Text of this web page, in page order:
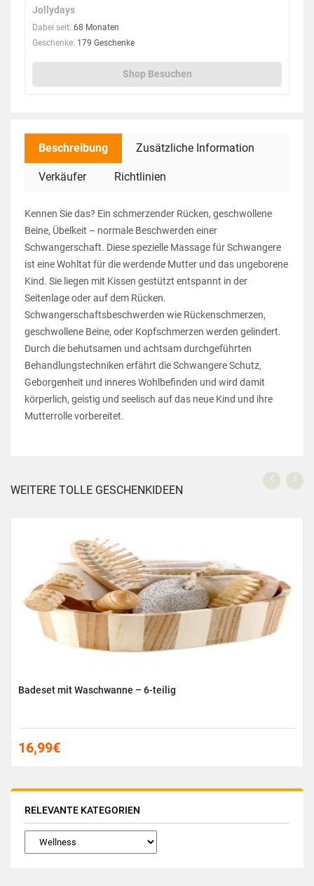
RELEVANTE KATEGORIEN
Jollydays
Dabei seit: 68 Monaten
Geschenke: 179 Geschenke
Shop Besuchen
Beschreibung Zusätzliche Information
Verkäufer Richtlinien
Kennen Sie das? Ein schmerzender Rücken, geschwollene
Beine, Übelkeit – normale Beschwerden einer
Schwangerschaft. Diese spezielle Massage für Schwangere
ist eine Wohltat für die werdende Mutter und das ungeborene
Kind. Sie liegen mit Kissen gestützt entspannt in der
Seitenlage oder auf dem Rücken.
Schwangerschaftsbeschwerden wie Rückenschmerzen,
geschwollene Beine, oder Kopfschmerzen werden gelindert.
Durch die behutsamen und achtsam durchgeführten
Behandlungstechniken erfährt die Schwangere Schutz,
Geborgenheit und inneres Wohlbefinden und wird damit
körperlich, geistig und seelisch auf das neue Kind und ihre
Mutterrolle vorbereitet.
WEITERE TOLLE GESCHENKIDEEN
Badeset mit Waschwanne – 6-teilig
16,99€